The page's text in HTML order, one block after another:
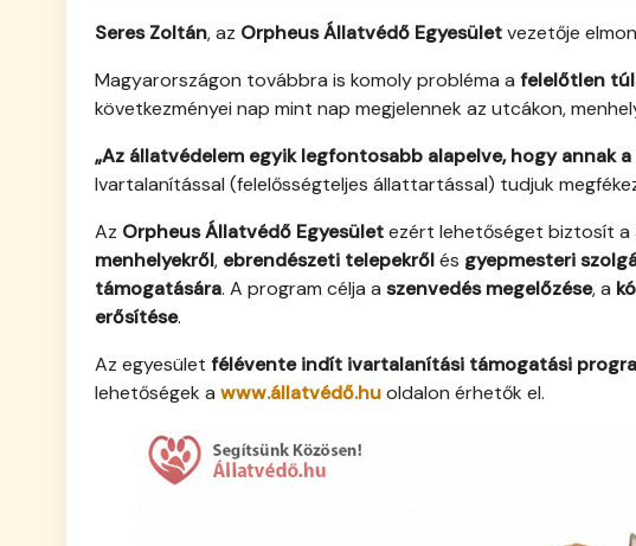
Seres Zoltán, az Orpheus Állatvédő Egyesületvezetője
Magyarországon továbbra is komoly probléma a felelőtlen
következményei nap mint nap megjelennek az utcákon,
„Az állatvédelem egyik legfontosabb alapelve, hogy annak
Ivartalanítással (felelősségteljes állattartással) tudjuk
Az Orpheus Állatvédő Egyesületezért lehetőséget biztosít a
menhelyekről, ebrendészeti telepekrőlés gyepmesteri
támogatására. A program célja a szenvedés megelőzése, a
erősítése.
Az egyesület félévente indít ivartalanítási támogatási
lehetőségek a www.állatvédő.huoldalon érhetők el.